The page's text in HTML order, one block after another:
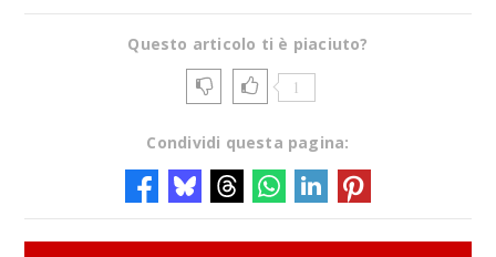
Questo articolo ti è piaciuto?
1
Condividi questa pagina: